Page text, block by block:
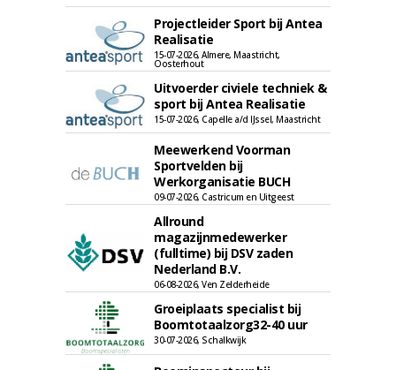
Projectleider Sport bij Antea
Realisatie
15-07-2026, Almere, Maastricht,
Oosterhout
Uitvoerder civiele techniek &
sport bij Antea Realisatie
15-07-2026, Capelle a/d IJssel, Maastricht
Meewerkend Voorman
Sportvelden bij
Werkorganisatie BUCH
09-07-2026, Castricum en Uitgeest
Allround
magazijnmedewerker
(fulltime) bij DSV zaden
Nederland B.V.
06-08-2026, Ven Zelderheide
Groeiplaats specialist bij
Boomtotaalzorg32-40 uur
30-07-2026, Schalkwijk